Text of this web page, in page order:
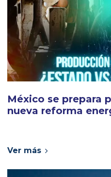
México se prepara
nueva reforma
Ver más